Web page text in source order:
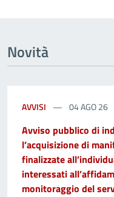
Novità
AVVISI 04 AGO 26
Avviso pubblico di
l’acquisizione di
finalizzate
interessati
monitoraggio del